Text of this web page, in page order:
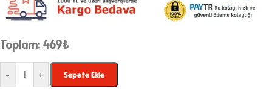
Toplam: 469₺
- + Sepete Ekle